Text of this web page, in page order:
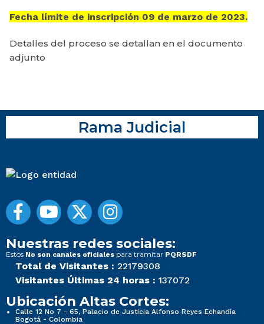
Fecha límite de inscripción 09 de marzo de 2023.
Detalles del proceso se detallan en el documento
adjunto
Rama Judicial
Nuestras redes sociales:
Estos No son canales oficiales para tramitar PQRSDF
Total de Visitantes : 22179308
Visitantes Últimas 24 horas : 137072
Ubicación Altas Cortes:
Calle 12 No 7 - 65, Palacio de Justicia Alfonso Reyes Echandía
Bogotá - Colombia